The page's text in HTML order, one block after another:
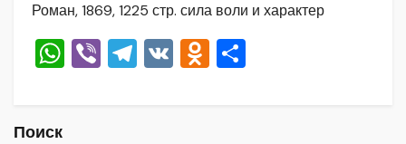
Роман, 1869, 1225 стр. сила воли и характер
W Vi T V O
Поиск